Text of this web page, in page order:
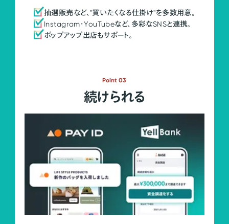
抽選販売など、"買いたくなる仕掛け"を多数用意。
Instagram・YouTubeなど、多彩なSNSと連携。
ポップアップ出店もサポート。
Point 03
続けられる